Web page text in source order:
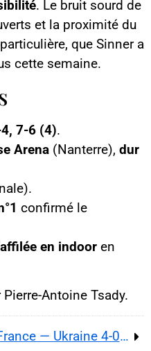
. Le bruit sourd de
et la proximité du
particulière, que Sinner a
cette semaine.
7-6 (4).
Arena (Nanterre), dur
confirmé le
en indoor en
Antoine Tsady.
France — Ukraine 4-0 : les Bleus au Mondial 2026, Dublin chavire, Rabat s’enflamme